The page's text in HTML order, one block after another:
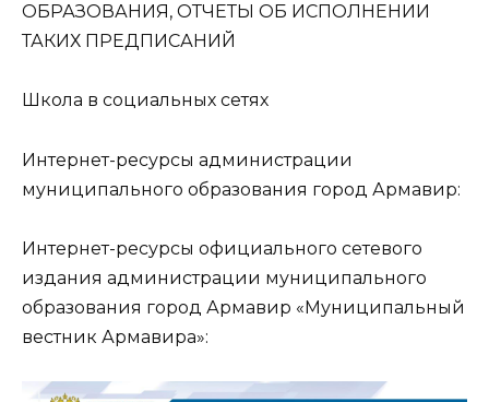
ОБРАЗОВАНИЯ, ОТЧЕТЫ ОБ ИСПОЛНЕНИИ
ТАКИХ ПРЕДПИСАНИЙ
Школа в социальных сетях
Интернет-ресурсы администрации
муниципального образования город Армавир:
Интернет-ресурсы официального сетевого
издания администрации муниципального
образования город Армавир «Муниципальный
вестник Армавира»: